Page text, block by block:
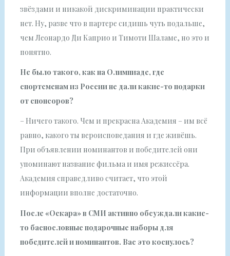
звёздами и никакой дискриминации практически
нет. Ну, разве что в партере сидишь чуть подальше,
чем Леонардо Ди Каприо и Тимоти Шаламе, но это и
понятно.
Не было такого, как на Олимпиаде, где
спортсменам из России не дали какие-то подарки
от спонсоров?
– Ничего такого. Чем и прекрасна Академия – им всё
равно, какого ты вероисповедания и где живёшь.
При объявлении номинантов и победителей они
упоминают название фильма и имя режиссёра.
Академия справедливо считает, что этой
информации вполне достаточно.
После «Оскара» в СМИ активно обсуждали какие-
то баснословные подарочные наборы для
победителей и номинантов. Вас это коснулось?